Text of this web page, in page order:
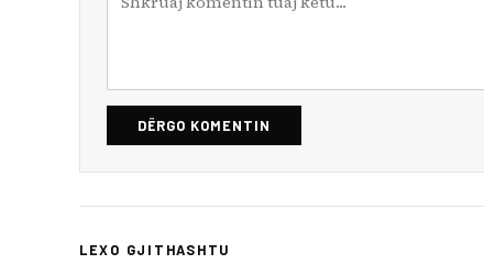
DËRGO KOMENTIN
LEXO GJITHASHTU